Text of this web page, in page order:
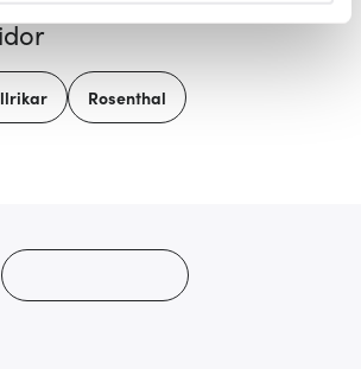
för att innehållet och annonserna
det som vi tror att du tycker om. Det
analysera vår trafik och göra
Rosenthal